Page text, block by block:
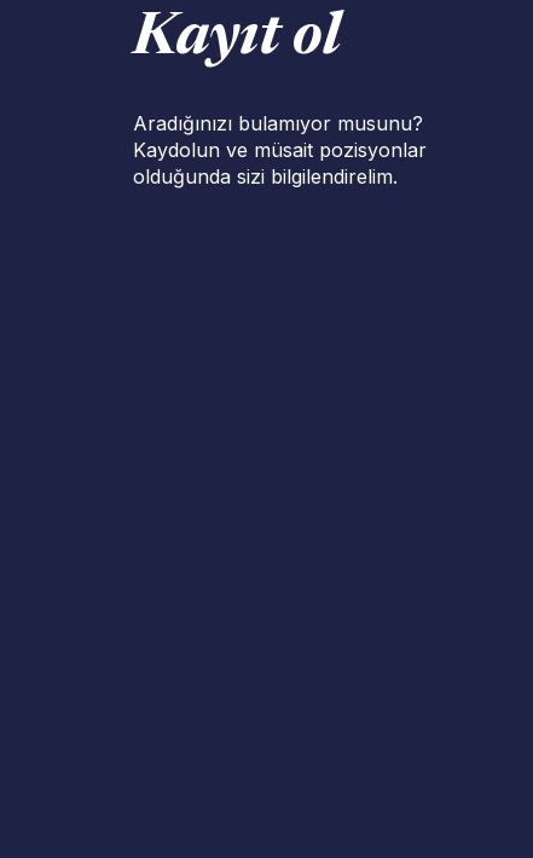
Kayıt ol
Aradığınızı bulamıyor musunu?
Kaydolun ve müsait pozisyonlar
olduğunda sizi bilgilendirelim.